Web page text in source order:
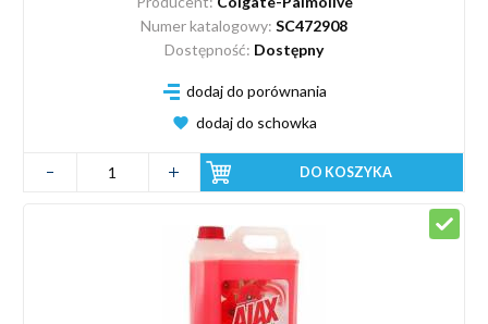
Numer katalogowy: SC472908
Dostępność: Dostępny
dodaj do porównania
dodaj do schowka
DO KOSZYKA